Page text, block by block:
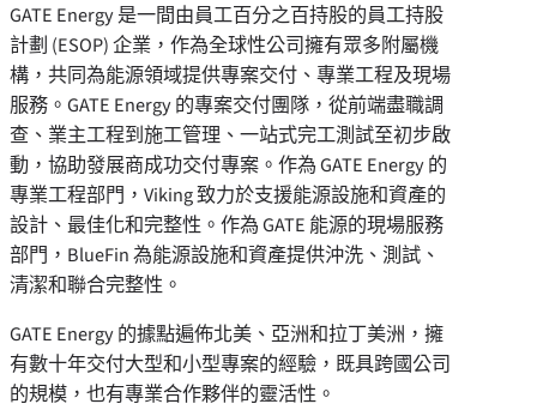
GATE Energy 是一間由員工百分之百持股的員工持股
計劃 (ESOP) 企業，作為全球性公司擁有眾多附屬機
構，共同為能源領域提供專案交付、專業工程及現場
服務。GATE Energy 的專案交付團隊，從前端盡職調
查、業主工程到施工管理、一站式完工測試至初步啟
動，協助發展商成功交付專案。作為 GATE Energy 的
專業工程部門，Viking 致力於支援能源設施和資產的
設計、最佳化和完整性。作為 GATE 能源的現場服務
部門，BlueFin 為能源設施和資產提供沖洗、測試、
清潔和聯合完整性。
GATE Energy 的據點遍佈北美、亞洲和拉丁美洲，擁
有數十年交付大型和小型專案的經驗，既具跨國公司
的規模，也有專業合作夥伴的靈活性。